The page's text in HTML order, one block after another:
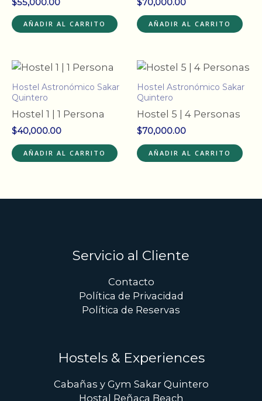
AÑADIR AL CARRITO AÑADIR AL CARRITO
Hostel Astronómico Sakar
Quintero
Hostel 1 | 1 Persona
$40,000.00
AÑADIR AL CARRITO
Hostel Astronómico Sakar
Quintero
Hostel 5 | 4 Personas
$70,000.00
AÑADIR AL CARRITO
Servicio al Cliente
Contacto
Política de Privacidad
Política de Reservas
Hostels & Experiences
Cabañas y Gym Sakar Quintero
Hostal Reñaca Beach